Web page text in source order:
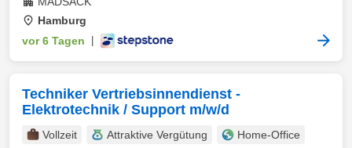
Hamburg
vor 6 Tagen
Techniker Vertriebsinnendienst -
Elektrotechnik / Support m/w/d
Vollzeit Attraktive Vergütung
Home-Office